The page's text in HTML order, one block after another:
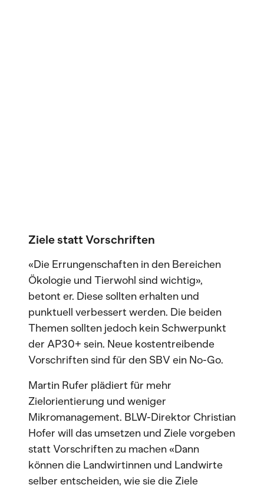
Ziele statt Vorschriften
«Die Errungenschaften in den Bereichen
Ökologie und Tierwohl sind wichtig»,
betont er. Diese sollten erhalten und
punktuell verbessert werden. Die beiden
Themen sollten jedoch kein Schwerpunkt
der AP30+ sein. Neue kostentreibende
Vorschriften sind für den SBV ein No-Go.
Martin Rufer plädiert für mehr
Zielorientierung und weniger
Mikromanagement. BLW-Direktor Christian
Hofer will das umsetzen und Ziele vorgeben
statt Vorschriften zu machen «Dann
können die Landwirtinnen und Landwirte
selber entscheiden, wie sie die Ziele